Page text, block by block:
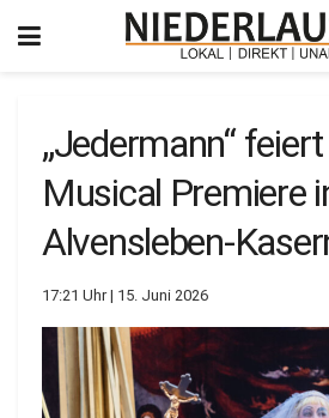
„Jedermann“
Musical Premiere
Alvensleben-
17:21 Uhr | 15. Juni 2026